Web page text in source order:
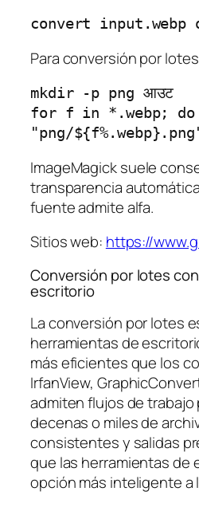
Para conversión por
mkdir -p png आउट
for f in *.webp; do
ImageMagick suele
transparencia
fuente admite alfa.
Sitios web: https://
Conversión por lotes
escritorio
La conversión por lotes
herramientas de
más eficientes que los
IrfanView,
admiten flujos de trabajo
decenas o miles de
consistentes y salidas
que las herramientas de
opción más inteligente a